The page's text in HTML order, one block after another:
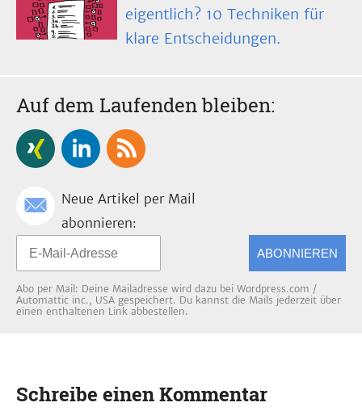
eigentlich? 10 Techniken für
klare Entscheidungen.
Auf dem Laufenden bleiben:
Neue Artikel per Mail
abonnieren:
ABONNIEREN
Abo per Mail: Deine Mailadresse wird dazu bei Wordpress.com /
Automattic inc., USA gespeichert. Du kannst die Mails jederzeit über
einen enthaltenen Link abbestellen.
Schreibe einen Kommentar